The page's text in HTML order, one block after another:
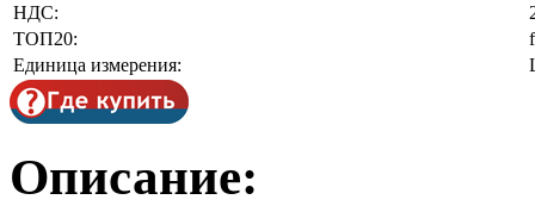
НДС:
ТОП20:
Единица измерения:
Описание: